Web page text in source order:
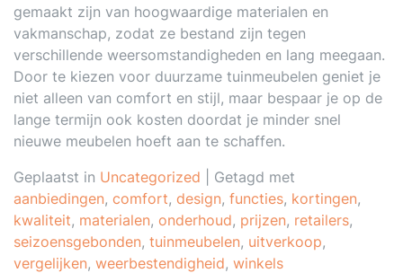
gemaakt zijn van hoogwaardige materialen en
vakmanschap, zodat ze bestand zijn tegen
verschillende weersomstandigheden en lang meegaan.
Door te kiezen voor duurzame tuinmeubelen geniet je
niet alleen van comfort en stijl, maar bespaar je op de
lange termijn ook kosten doordat je minder snel
nieuwe meubelen hoeft aan te schaffen.
Geplaatst in Uncategorized
Getagd met
aanbiedingen, comfort, design, functies, kortingen,
kwaliteit, materialen, onderhoud, prijzen, retailers,
seizoensgebonden, tuinmeubelen, uitverkoop,
vergelijken, weerbestendigheid, winkels